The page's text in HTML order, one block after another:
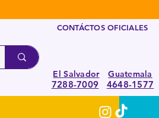
CONTÁCTOS OFICIALES
Guatemala
El Salvador
7288-7009 4648-1577